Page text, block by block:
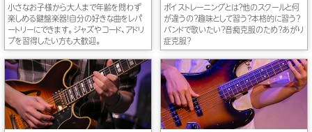
小さなお子様から大人まで年齢を問わず
楽しめる鍵盤楽器！自分の好きな曲をレパ
ートリーにできます。ジャズやコード、アドリ
ブを習得したい方も大歓迎。
ボイストレーニングとは？他のスクールと何
が違うの？趣味として習う？本格的に習う？
バンドで歌いたい？音痴克服のため？あがり
症克服？